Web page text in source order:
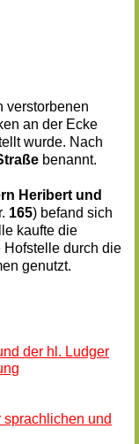
verstorbenen
an der Ecke
wurde. Nach
benannt.
Heribert und
165) befand sich
kaufte die
durch die
genutzt.
der hl. Ludger
und